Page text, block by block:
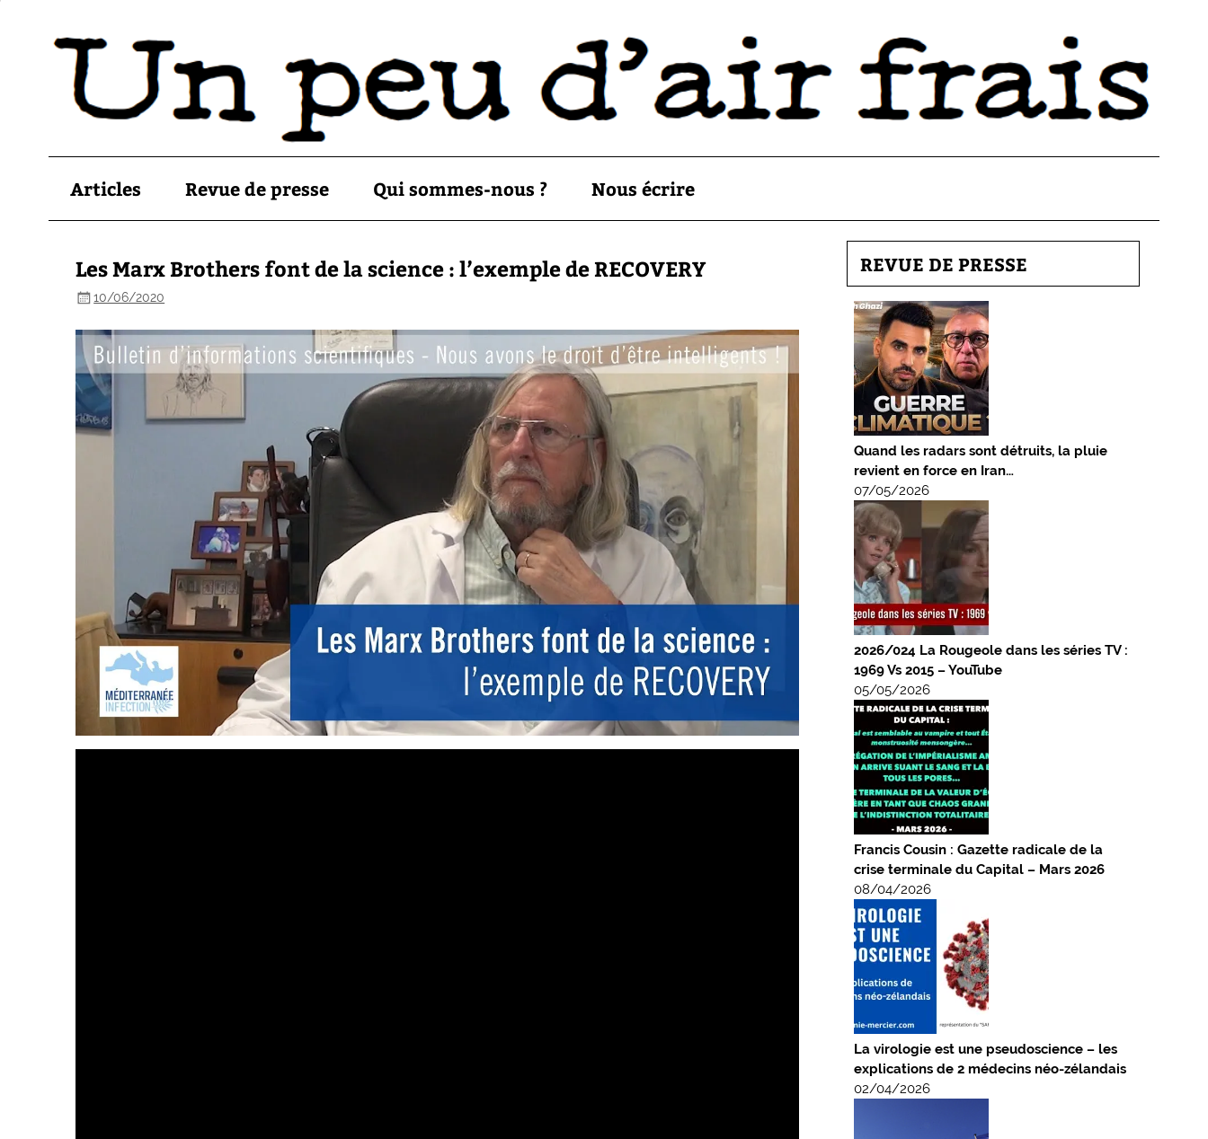
Articles Revue de presse Qui sommes-nous ? Nous écrire
Les Marx Brothers font de la science : l’exemple de RECOVERY
10/06/2020
REVUE DE PRESSE
Quand les radars sont détruits, la pluie
revient en force en Iran…
07/05/2026
2026/024 La Rougeole dans les séries TV :
1969 Vs 2015 – YouTube
05/05/2026
Francis Cousin : Gazette radicale de la
crise terminale du Capital – Mars 2026
08/04/2026
La virologie est une pseudoscience – les
explications de 2 médecins néo-zélandais
02/04/2026